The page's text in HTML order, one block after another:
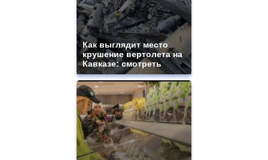
Как выглядит место
крушение вертолета на
Кавказе: смотреть